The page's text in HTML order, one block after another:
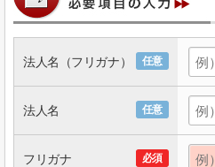
任意
法人名（フリガナ）
任意
法人名
必須
フリガナ